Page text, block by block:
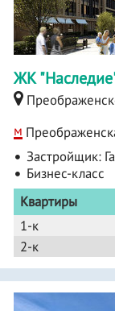
ЖК
м
Застройщик:
Бизнес-класс
Квартиры
1-к
2-к